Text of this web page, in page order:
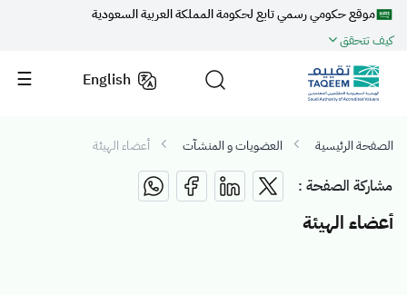
موقع حكومي رسمي تابع لحكومة المملكة العربية السعودية
كيف تتحقق
English
الصفحة الرئيسية العضويات و المنشآت أعضاء الهيئة
مشاركة الصفحة :
أعضاء الهيئة